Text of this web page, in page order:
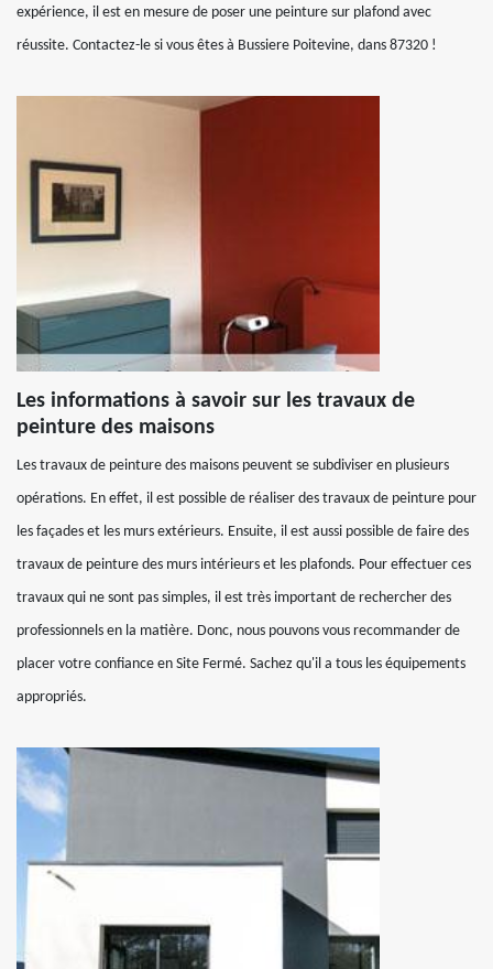
expérience, il est en mesure de poser une peinture sur plafond avec
réussite. Contactez-le si vous êtes à Bussiere Poitevine, dans 87320 !
Les informations à savoir sur les travaux de
peinture des maisons
Les travaux de peinture des maisons peuvent se subdiviser en plusieurs
opérations. En effet, il est possible de réaliser des travaux de peinture pour
les façades et les murs extérieurs. Ensuite, il est aussi possible de faire des
travaux de peinture des murs intérieurs et les plafonds. Pour effectuer ces
travaux qui ne sont pas simples, il est très important de rechercher des
professionnels en la matière. Donc, nous pouvons vous recommander de
placer votre confiance en Site Fermé. Sachez qu'il a tous les équipements
appropriés.